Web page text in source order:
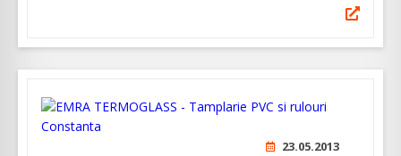
23.05.2013